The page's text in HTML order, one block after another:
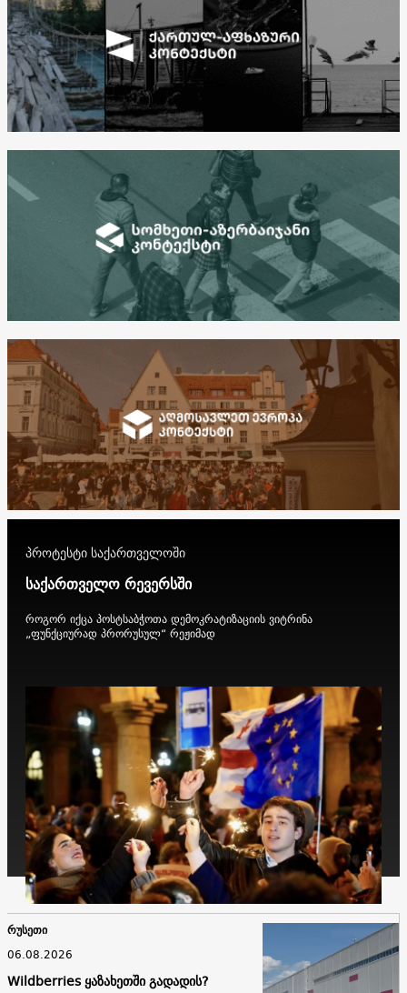
პროტესტი საქართველოში
საქართველო რევერსში
როგორ იქცა პოსტსაბჭოთა დემოკრატიზაციის ვიტრინა
„ფუნქციურად პრორუსულ“ რეჟიმად
რუსეთი
06.08.2026
Wildberries ყაზახეთში გადადის?